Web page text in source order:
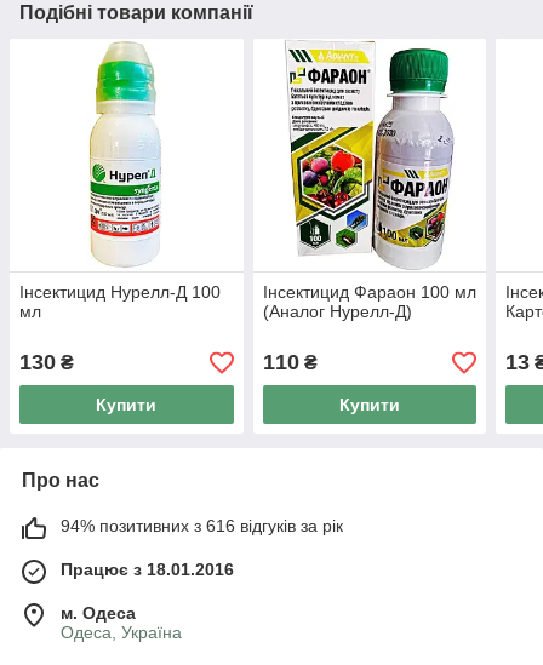
Подібні товари компанії
Інсектицид Нурелл-Д 100
мл
130 ₴
Купити
Інсектицид Фараон 100 мл
(Аналог Нурелл-Д)
110₴
Купити
13
Про нас
94% позитивних з 616 відгуків за рік
Працює з 18.01.2016
м. Одеса
Одеса, Україна